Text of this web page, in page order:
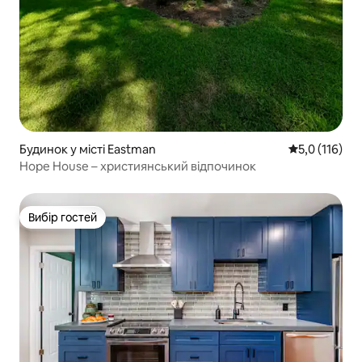
Будинок у місті Eastman Середня
5,0 (116)
Hope House – християнський відпочинок
Вибір гостей
Вибір гостей